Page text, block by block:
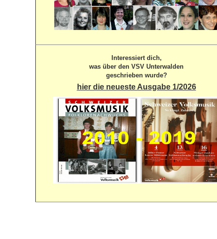
Interessiert dich,
was über den VSV Unterwalden
geschrieben wurde?
hier die neueste Ausgabe 1/2026